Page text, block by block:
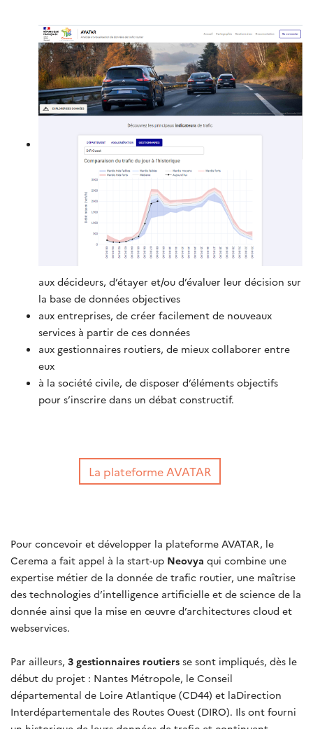
aux décideurs, d’étayer et/ou d’évaluer leur décision sur
la base de données objectives
aux entreprises, de créer facilement de nouveaux
services à partir de ces données
aux gestionnaires routiers, de mieux collaborer entre
eux
à la société civile, de disposer d’éléments objectifs
pour s’inscrire dans un débat constructif.
La plateforme AVATAR
Pour concevoir et développer la plateforme AVATAR, le
Cerema a fait appel à la start-up Neovya qui combine une
expertise métier de la donnée de trafic routier, une maîtrise
des technologies d’intelligence artificielle et de science de la
donnée ainsi que la mise en œuvre d’architectures cloud et
webservices.
Par ailleurs, 3 gestionnaires routiers se sont impliqués, dès le
début du projet : Nantes Métropole, le Conseil
départemental de Loire Atlantique (CD44) et laDirection
Interdépartementale des Routes Ouest (DIRO). Ils ont fourni